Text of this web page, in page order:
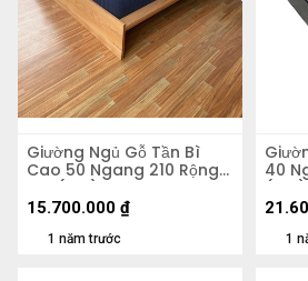
Giường Ngủ Gỗ Tần Bì
Cao 50 Ngang 210 Rộng
170 (cm)
1 năm trước
15.700.000 ₫
40
(cm)
1